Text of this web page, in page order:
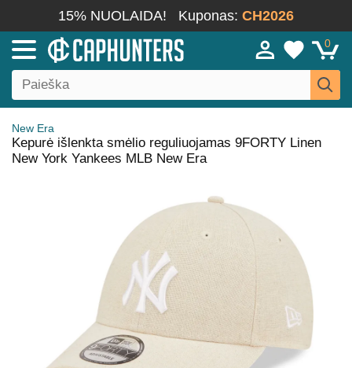
15% NUOLAIDA! Kuponas: CH2026
0
New Era
Kepurė išlenkta smėlio reguliuojamas 9FORTY Linen
New York Yankees MLB New Era